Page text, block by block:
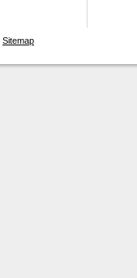
Sitemap